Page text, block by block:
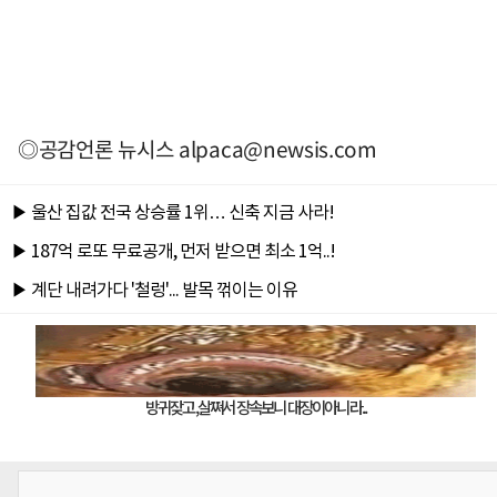
◎공감언론 뉴시스alpaca@newsis.com